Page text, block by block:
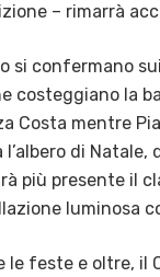
– rimarrà
si confermano
costeggiano la
Costa mentre
di Natale,
più presente il
luminosa
le feste e oltre, il